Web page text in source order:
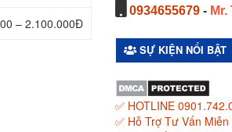
– 2.100.000Đ
0934655679 -
SỰ KIỆN NỔI BẬT
✅ HOTLINE
✅ Hỗ Trợ Tư Vấn